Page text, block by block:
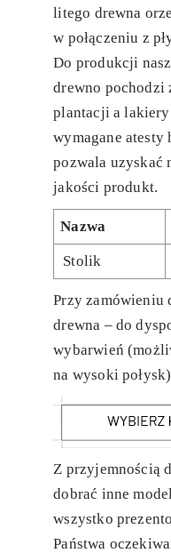
litego drewna
w połączeniu z
Do produkcji
drewno pochodzi
plantacji a
wymagane
pozwala uzyskać
jakości produkt.
Nazwa
Stolik
Przy zamówieniu
drewna – do
wybarwień
na wysoki
Z przyjemnością
dobrać inne
wszystko
Państwa